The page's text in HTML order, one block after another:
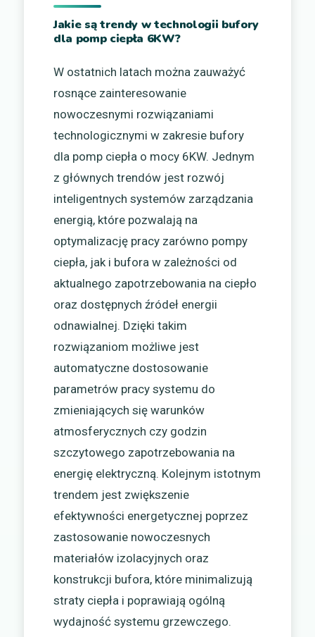
Jakie są trendy w technologii bufory
dla pomp ciepła 6KW?
W ostatnich latach można zauważyć
rosnące zainteresowanie
nowoczesnymi rozwiązaniami
technologicznymi w zakresie bufory
dla pomp ciepła o mocy 6KW. Jednym
z głównych trendów jest rozwój
inteligentnych systemów zarządzania
energią, które pozwalają na
optymalizację pracy zarówno pompy
ciepła, jak i bufora w zależności od
aktualnego zapotrzebowania na ciepło
oraz dostępnych źródeł energii
odnawialnej. Dzięki takim
rozwiązaniom możliwe jest
automatyczne dostosowanie
parametrów pracy systemu do
zmieniających się warunków
atmosferycznych czy godzin
szczytowego zapotrzebowania na
energię elektryczną. Kolejnym istotnym
trendem jest zwiększenie
efektywności energetycznej poprzez
zastosowanie nowoczesnych
materiałów izolacyjnych oraz
konstrukcji bufora, które minimalizują
straty ciepła i poprawiają ogólną
wydajność systemu grzewczego.